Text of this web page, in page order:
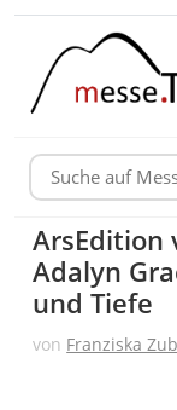
ArsEdition
Adalyn
und Tiefe
von Franziska